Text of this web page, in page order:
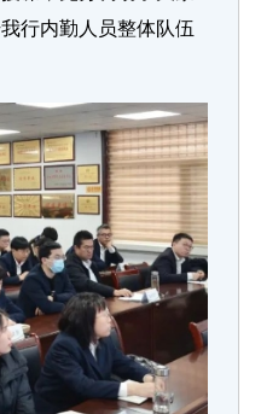
行内勤人员整体队伍